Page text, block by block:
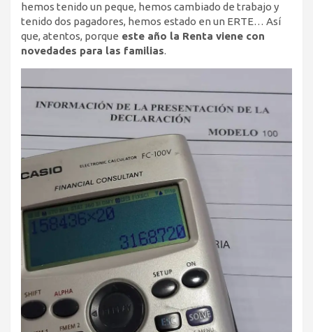
hemos tenido un peque, hemos cambiado de trabajo y
tenido dos pagadores, hemos estado en un ERTE… Así
que, atentos, porque este año la Renta viene con
novedades para las familias.